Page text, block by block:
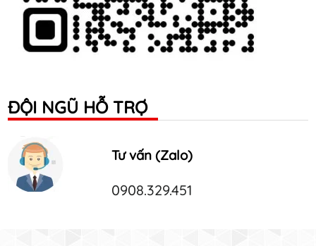
ĐỘI NGŨ HỖ TRỢ
Tư vấn (Zalo)
0908.329.451